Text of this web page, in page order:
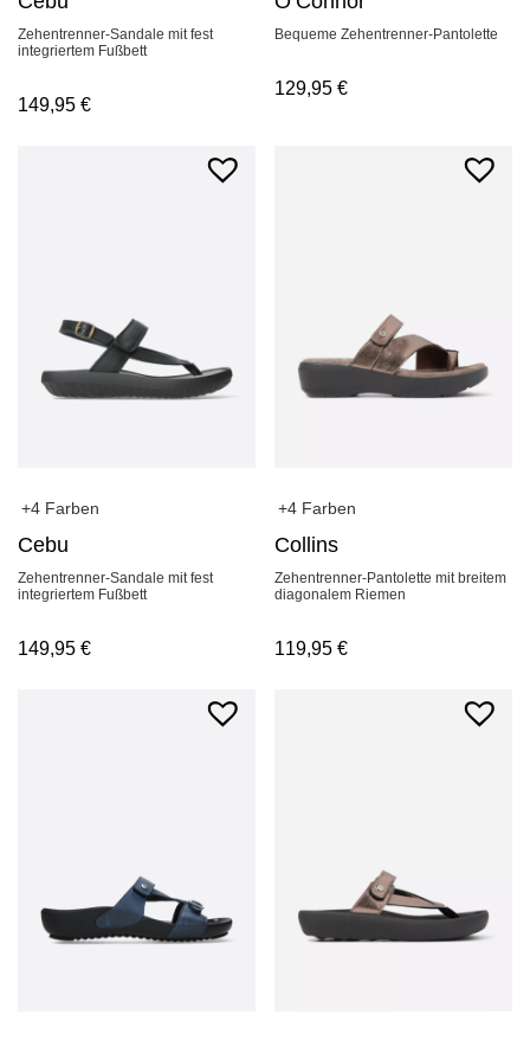
Zehentrenner-Sandale mit fest
integriertem Fußbett
149,95 €
Bequeme Zehentrenner-Pantolette
129,95€
+4 Farben
Cebu
Zehentrenner-Sandale mit fest
integriertem Fußbett
149,95 €
+4 Farben
Collins
Zehentrenner-Pantolette mit breitem
diagonalem Riemen
119,95€